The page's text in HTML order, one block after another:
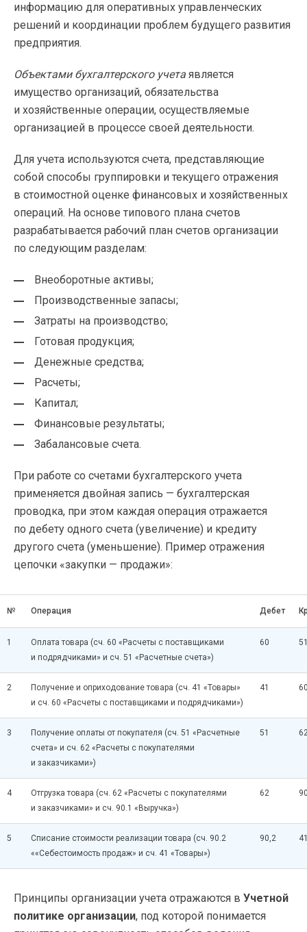
информацию для оперативных управленческих
решений и координации проблем будущего развития
предприятия.
Объектами бухгалтерского учета является
имущество организаций, обязательства
и хозяйственные операции, осуществляемые
организацией в процессе своей деятельности.
Для учета используются счета, представляющие
собой способы группировки и текущего отражения
в стоимостной оценке финансовых и хозяйственных
операций. На основе типового плана счетов
разрабатывается рабочий план счетов организации
по следующим разделам:
Внеоборотные активы;
Производственные запасы;
Затраты на производство;
Готовая продукция;
Денежные средства;
Расчеты;
Капитал;
Финансовые результаты;
Забалансовые счета.
При работе со счетами бухгалтерского учета
применяется двойная запись — бухгалтерская
проводка, при этом каждая операция отражается
по дебету одного счета (увеличение) и кредиту
другого счета (уменьшение). Пример отражения
цепочки «закупки — продажи»:
№ Операция Дебет
1
Оплата товара (сч. 60 «Расчеты с поставщиками
и подрядчиками» и сч. 51 «Расчетные счета»)
60
2
Получение и оприходование товара (сч. 41 «Товары»
и сч. 60 «Расчеты с поставщиками и подрядчиками»)
41
3
Получение оплаты от покупателя (сч. 51 «Расчетные
счета» и сч. 62 «Расчеты с покупателями
и заказчиками»)
51
4
Отгрузка товара (сч. 62 «Расчеты с покупателями
и заказчиками» и сч. 90.1 «Выручка»)
62
5
Списание стоимости реализации товара (сч. 90.2
««Себестоимость продаж» и сч. 41 «Товары»)
90,2
Принципы организации учета отражаются в Учетной
политике организации, под которой понимается